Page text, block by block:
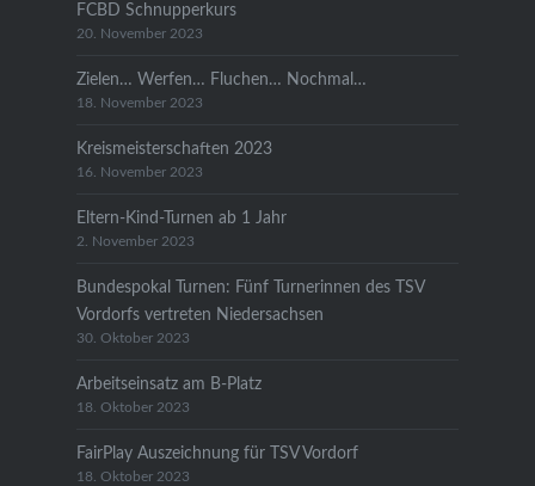
FCBD Schnupperkurs
20. November 2023
Zielen… Werfen… Fluchen… Nochmal…
18. November 2023
Kreismeisterschaften 2023
16. November 2023
Eltern-Kind-Turnen ab 1 Jahr
2. November 2023
Bundespokal Turnen: Fünf Turnerinnen des TSV
Vordorfs vertreten Niedersachsen
30. Oktober 2023
Arbeitseinsatz am B-Platz
18. Oktober 2023
FairPlay Auszeichnung für TSV Vordorf
18. Oktober 2023